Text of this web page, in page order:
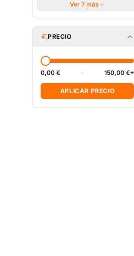
Ver 7 más
PRECIO
0,00 € – 150,00 €+
APLICAR PRECIO